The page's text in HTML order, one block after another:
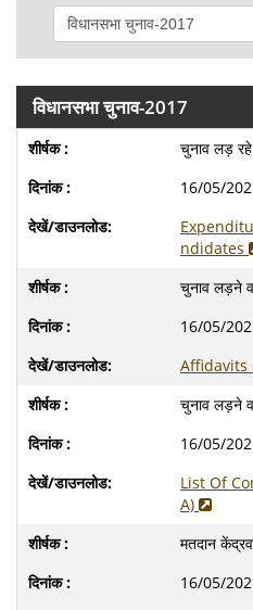
विधानसभा चुनाव-2017
चुनाव लड़ रहे
16/05/
ndidates
चुनाव लड़ने
16/05/
Affidavits
चुनाव लड़ने
16/05/
List Of
A)
मतदान
16/05/